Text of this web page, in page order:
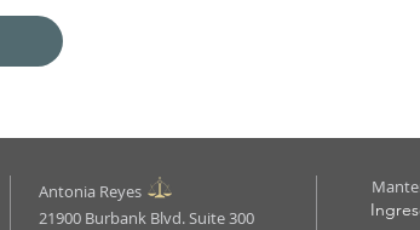
Antonia Reyes
21900 Burbank Blvd. Suite 300